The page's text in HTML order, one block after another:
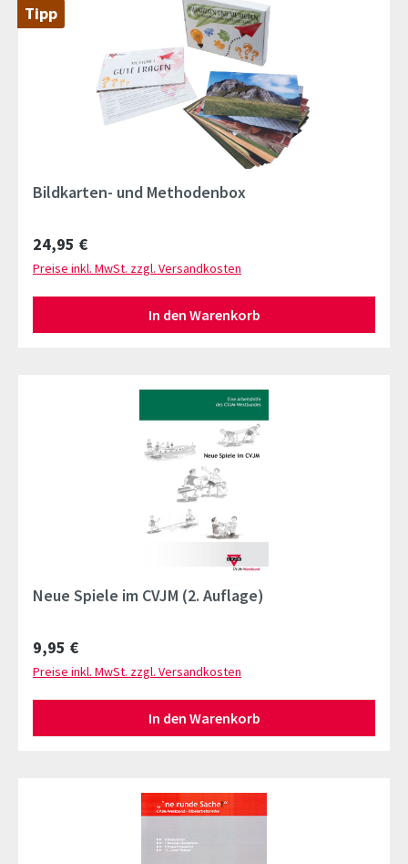
Tipp
Bildkarten- und Methodenbox
Regulärer Preis:
24,95 €
Preise inkl. MwSt. zzgl. Versandkosten
In den Warenkorb
Neue Spiele im CVJM (2. Auflage)
Regulärer Preis:
9,95 €
Preise inkl. MwSt. zzgl. Versandkosten
In den Warenkorb